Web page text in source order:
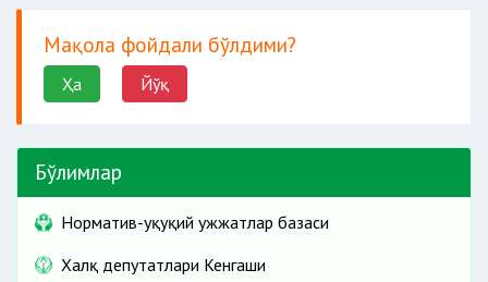
Мақола фойдали бўлдими?
Ҳа Йўқ
Бўлимлар
Норматив-ҳуқуқий ҳужжатлар базаси
Халқ депутатлари Кенгаши